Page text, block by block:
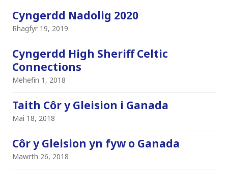
Cyngerdd Nadolig 2020
Rhagfyr 19, 2019
Cyngerdd High Sheriff Celtic
Connections
Mehefin 1, 2018
Taith Côr y Gleision i Ganada
Mai 18, 2018
Côr y Gleision yn fyw o Ganada
Mawrth 26, 2018